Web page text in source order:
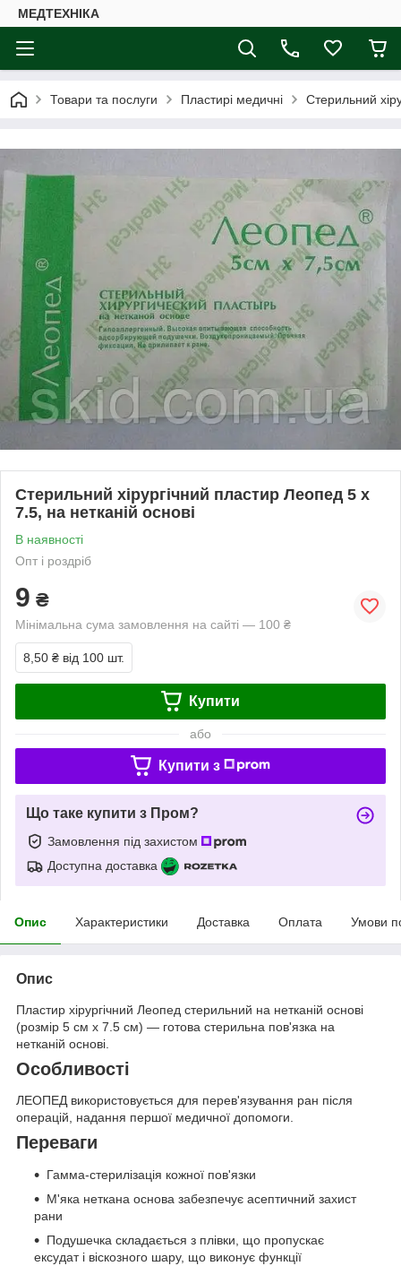
МЕДТЕХНІКА
Товари та послуги Пластирі медичні Стерильний
Стерильний хірургічний пластир Леопед 5 х
7.5, на нетканій основі
В наявності
Опт і роздріб
9 ₴
Мінімальна сума замовлення на сайті — 100 ₴
8,50 ₴ від 100 шт.
Купити
або
Купити з
Що таке купити з Пром?
Замовлення під захистом
Доступна доставка
Опис Характеристики Доставка Оплата Умови
Опис
Пластир хірургічний Леопед стерильний на нетканій основі
(розмір 5 см х 7.5 см) — готова стерильна пов'язка на
нетканій основі.
Особливості
ЛЕОПЕД використовується для перев'язування ран після
операцій, надання першої медичної допомоги.
Переваги
Гамма-стерилізація кожної пов'язки
М'яка неткана основа забезпечує асептичний захист
рани
Подушечка складається з плівки, що пропускає
ексудат і віскозного шару, що виконує функції